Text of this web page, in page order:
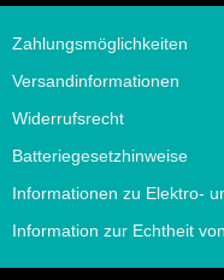
Zahlungsmöglichkeiten
Versandinformationen
Widerrufsrecht
Batteriegesetzhinweise
Informationen zu Elektro-
Information zur Echtheit